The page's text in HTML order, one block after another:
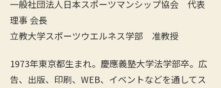
一般社団法人日本スポーツマンシップ協会 代表
理事 会長
立教大学スポーツウエルネス学部 准教授
1973年東京都生まれ。慶應義塾大学法学部卒。広
告、出版、印刷、WEB、イベントなどを通してス